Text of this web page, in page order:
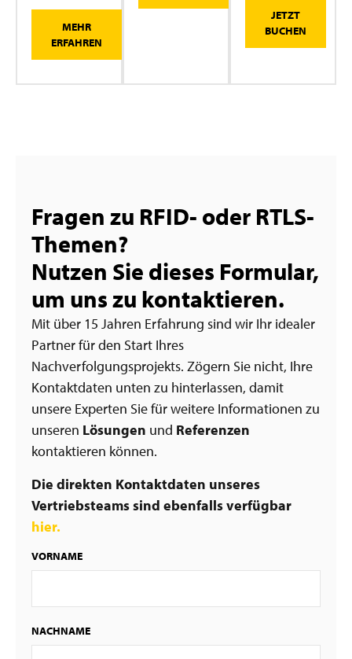
MEHR
ERFAHREN
JETZT
BUCHEN
Fragen zu RFID- oder RTLS-
Themen?
Nutzen Sie dieses Formular,
um uns zu kontaktieren.
Mit über 15 Jahren Erfahrung sind wir Ihr idealer
Partner für den Start Ihres
Nachverfolgungsprojekts. Zögern Sie nicht, Ihre
Kontaktdaten unten zu hinterlassen, damit
unsere Experten Sie für weitere Informationen zu
unseren Lösungen und Referenzen
kontaktieren können.
Die direkten Kontaktdaten unseres
Vertriebsteams sind ebenfalls verfügbar
hier.
VORNAME
NACHNAME